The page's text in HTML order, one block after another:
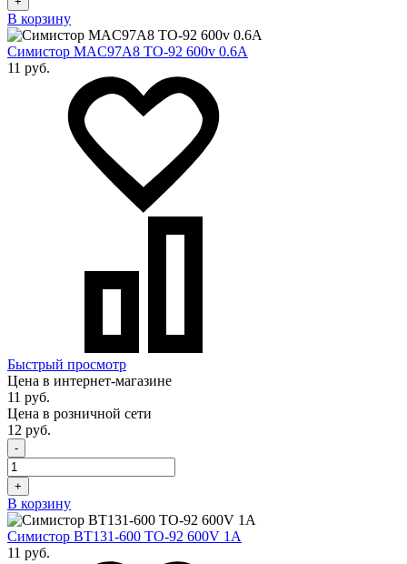
В корзину
Cимистор MAC97A8 TO-92 600v 0.6A
11 руб.
Быстрый просмотр
Цена в интернет-магазине
11 руб.
Цена в розничной сети
12 руб.
-
+
В корзину
Симистор BT131-600 ТО-92 600V 1A
11 руб.